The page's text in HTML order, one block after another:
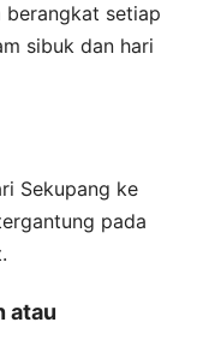
berangkat setiap
sibuk dan hari
Sekupang ke
pada
atau